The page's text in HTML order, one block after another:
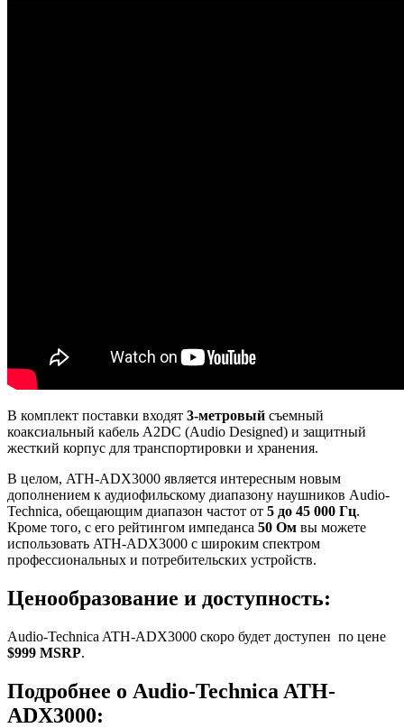
В комплект поставки входят 3-метровый съемный
коаксиальный кабель A2DC (Audio Designed) и защитный
жесткий корпус для транспортировки и хранения.
В целом, ATH-ADX3000 является интересным новым
дополнением к аудиофильскому диапазону наушников Audio-
Technica, обещающим диапазон частот от 5 до 45 000 Гц.
Кроме того, с его рейтингом импеданса 50 Ом вы можете
использовать ATH-ADX3000 с широким спектром
профессиональных и потребительских устройств.
Ценообразование и доступность:
Audio-Technica ATH-ADX3000 скоро будет доступен по цене
$999 MSRP.
Подробнее о Audio-Technica ATH-
ADX3000: